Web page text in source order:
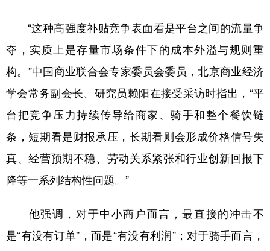
“这种高强度补贴竞争表面看是平台之间的流量争
夺，实质上是存量市场条件下的成本外溢与规则重
构。”中国商业联合会专家委员会委员，北京商业经济
学会常务副会长、研究员赖阳在接受采访时指出，“平
台把竞争压力持续传导给商家、骑手和整个餐饮链
条，短期看是财报承压，长期看则会形成价格信号失
真、经营预期不稳、劳动关系紧张和行业创新回报下
降等一系列结构性问题。”
他强调，对于中小商户而言，最直接的冲击不
是“有没有订单”，而是“有没有利润”；对于骑手而言，